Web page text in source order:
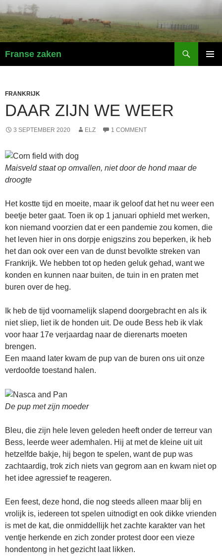
Franse zaken
FRANKRIJK
DAAR ZIJN WE WEER
3 SEPTEMBER 2020 ELZ 1 COMMENT
Maisveld staat op omvallen, niet door de hond maar de
droogte
Het kostte tijd en moeite, maar ik geloof dat het nu weer een
beetje beter gaat. Toen ik op 1 januari ophield met werken,
kon niemand voorzien dat er een pandemie zou komen, die
het leven hier in ons dorpje enigszins zou beperken, ik heb
het dan ook over een van de dunst bevolkte streken van
Frankrijk. We hebben tot op heden geluk gehad, want we
konden en kunnen naar buiten, de tuin in en praten met
buren over de heg.
Ik heb de tijd voornamelijk slapend doorgebracht en als ik
niet sliep, liet ik de honden uit. De oude Bess heb ik vlak
voor haar 17e verjaardag naar de dierenarts moeten
brengen.
Een maand later kwam de pup van de buren ons uit onze
verdoofde toestand halen.
De pup met zijn moeder
Bleu, die zijn hele leven geleden heeft onder de terreur van
Bess, leerde weer ademhalen. Hij at met de kleine uit uit
hetzelfde bakje, hij begon te spelen, want de pup was
zachtaardig, trok zich niets van gegrom aan en kwam niet op
het idee agressief te reageren.
Een feest, deze hond, die nog steeds alleen maar blij en
vrolijk is, iedereen tot spelen uitnodigt en ook dikke vrienden
is met de kat, die onmiddellijk het zachte karakter van het
ventje herkende en zich zonder protest door een vieze
hondentong in het gezicht laat likken.